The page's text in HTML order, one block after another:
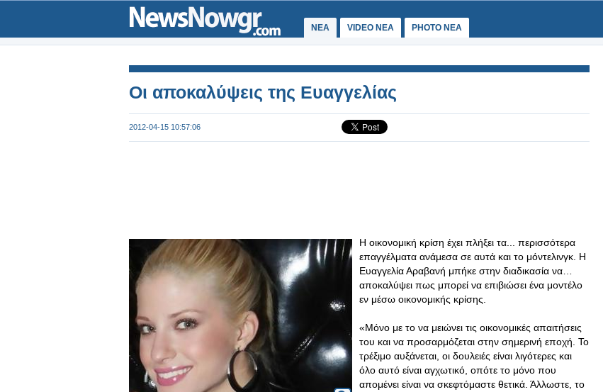
ΝΕΑ VIDEO NEA PHOTO NEA
Οι αποκαλύψεις της Ευαγγελίας
2012-04-15 10:57:06
Η οικονομική κρίση έχει πλήξει τα... περισσότερα
επαγγέλματα ανάμεσα σε αυτά και το μόντελινγκ. Η
Ευαγγελία Αραβανή μπήκε στην διαδικασία να…
αποκαλύψει πως μπορεί να επιβιώσει ένα μοντέλο
εν μέσω οικονομικής κρίσης.
«Μόνο με το να μειώνει τις οικονομικές απαιτήσεις
του και να προσαρμόζεται στην σημερινή εποχή. Το
τρέξιμο αυξάνεται, οι δουλειές είναι λιγότερες και
όλο αυτό είναι αγχωτικό, οπότε το μόνο που
απομένει είναι να σκεφτόμαστε θετικά. Άλλωστε, το